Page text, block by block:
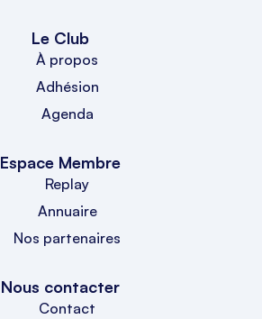
Le Club
À propos
Adhésion
Agenda
Espace Membre
Replay
Annuaire
Nos partenaires
Nous contacter
Contact